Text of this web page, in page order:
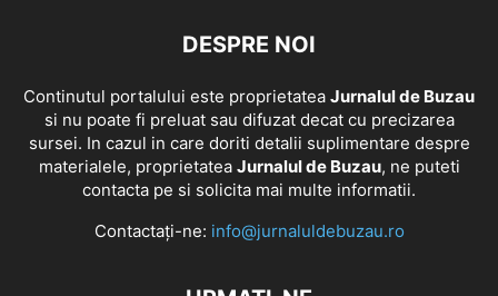
DESPRE NOI
Continutul portalului este proprietatea Jurnalul de Buzau
si nu poate fi preluat sau difuzat decat cu precizarea
sursei. In cazul in care doriti detalii suplimentare despre
materialele, proprietatea Jurnalul de Buzau, ne puteti
contacta pe si solicita mai multe informatii.
Contactați-ne: info@jurnaluldebuzau.ro